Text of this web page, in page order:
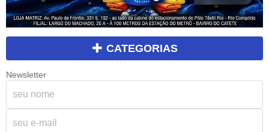
CATEGORIAS
Newsletter